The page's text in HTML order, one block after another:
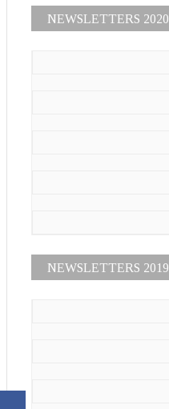
NEWSLETTERS 2020
NEWSLETTERS 2019